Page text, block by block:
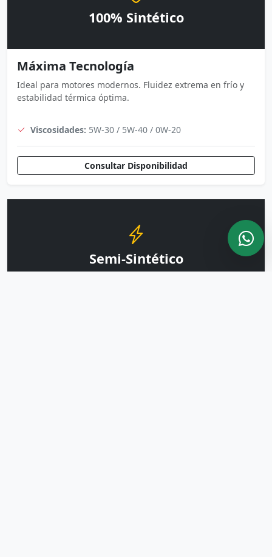
100% Sintético
Máxima Tecnología
Ideal para motores modernos. Fluidez extrema en frío y
estabilidad térmica óptima.
Viscosidades: 5W-30 / 5W-40 / 0W-20
Consultar Disponibilidad
Semi-Sintético